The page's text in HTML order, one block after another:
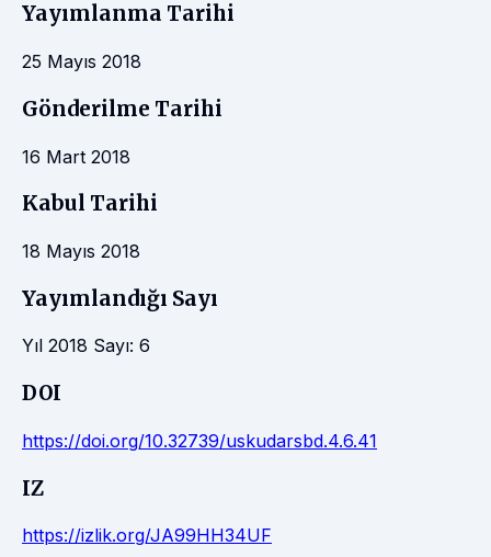
Yayımlanma Tarihi
25 Mayıs 2018
Gönderilme Tarihi
16 Mart 2018
Kabul Tarihi
18 Mayıs 2018
Yayımlandığı Sayı
Yıl 2018 Sayı: 6
DOI
https://doi.org/10.32739/uskudarsbd.4.6.41
IZ
https://izlik.org/JA99HH34UF